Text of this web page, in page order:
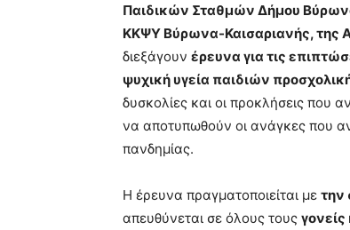
Παιδικών Σταθμών Δήμου
ΚΚΨΥ Βύρωνα-Καισαριανής, της
διεξάγουν έρευνα για τις
ψυχική υγεία παιδιών
δυσκολίες και οι προκλήσεις που
να αποτυπωθούν οι ανάγκες που
πανδημίας.
Η έρευνα πραγματοποιείται με την
απευθύνεται σε όλους τους